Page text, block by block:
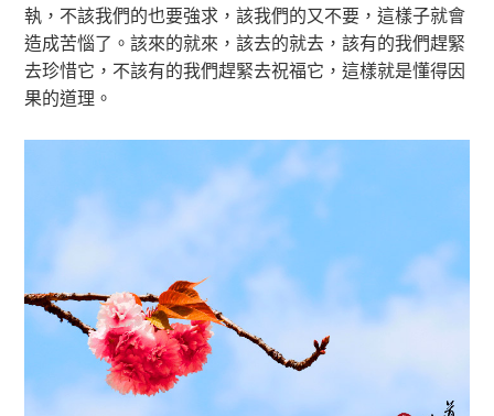
執，不該我們的也要強求，該我們的又不要，這樣子就會
造成苦惱了。該來的就來，該去的就去，該有的我們趕緊
去珍惜它，不該有的我們趕緊去祝福它，這樣就是懂得因
果的道理。